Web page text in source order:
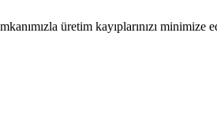
üretim kayıplarınızı minimize